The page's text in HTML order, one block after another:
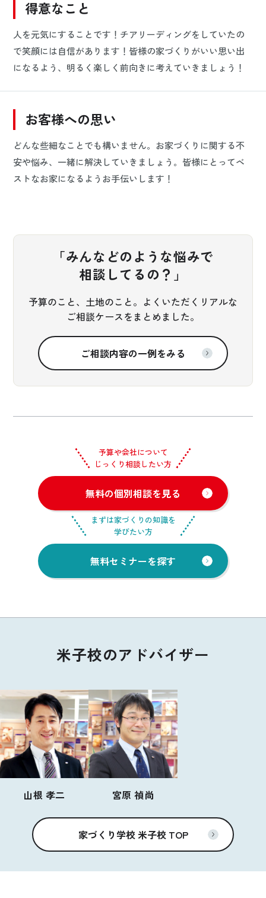
得意なこと
人を元気にすることです！チアリーディングをしていたの
で笑顔には自信があります！皆様の家づくりがいい思い出
になるよう、明るく楽しく前向きに考えていきましょう！
お客様への思い
どんな些細なことでも構いません。お家づくりに関する不
安や悩み、一緒に解決していきましょう。皆様にとってベ
ストなお家になるようお手伝いします！
「みんなどのような悩みで
相談してるの？」
予算のこと、土地のこと。よくいただくリアルな
ご相談ケースをまとめました。
ご相談内容の一例をみる
予算や会社について
じっくり相談したい方
無料の個別相談を見る
まずは家づくりの知識を
学びたい方
無料セミナーを探す
米子校のアドバイザー
山根 孝二 宮原 禎尚
家づくり学校 米子校 TOP